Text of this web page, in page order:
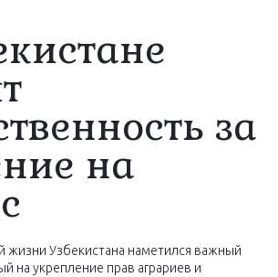
за
на
жизни Узбекистана наметился важный
на укрепление прав аграриев и